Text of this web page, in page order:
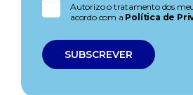
Autorizo o tratamento dos
acordo com a Política de